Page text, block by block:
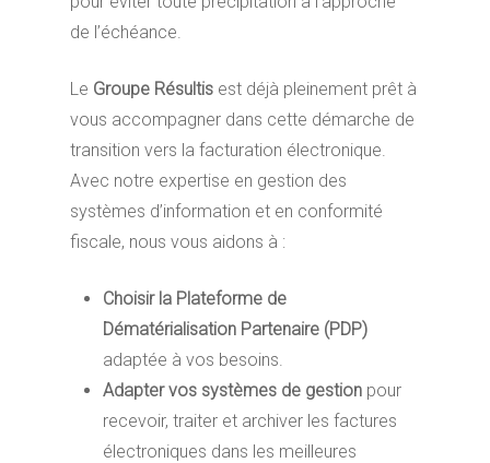
de l’échéance.
Le Groupe Résultis est déjà pleinement prêt à
vous accompagner dans cette démarche de
transition vers la facturation électronique.
Avec notre expertise en gestion des
systèmes d’information et en conformité
fiscale, nous vous aidons à :
Choisir la Plateforme de
Dématérialisation Partenaire (PDP)
adaptée à vos besoins.
Adapter vos systèmes de gestion pour
recevoir, traiter et archiver les factures
électroniques dans les meilleures